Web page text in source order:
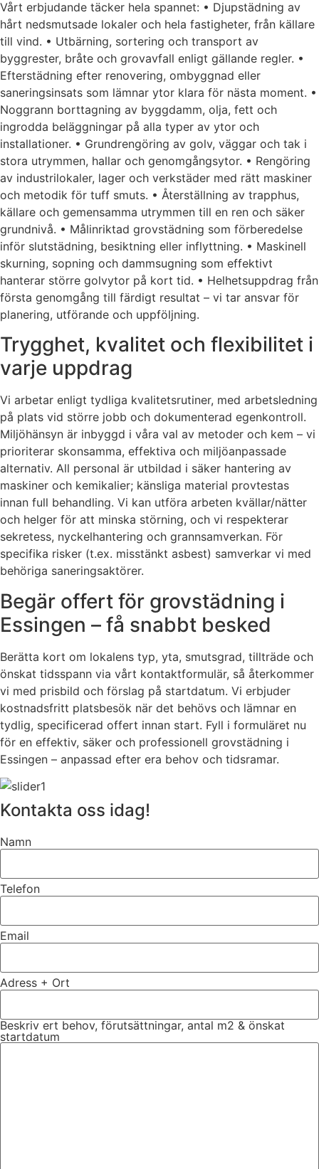
Vårt erbjudande täcker hela spannet: • Djupstädning av
hårt nedsmutsade lokaler och hela fastigheter, från källare
till vind. • Utbärning, sortering och transport av
byggrester, bråte och grovavfall enligt gällande regler. •
Efterstädning efter renovering, ombyggnad eller
saneringsinsats som lämnar ytor klara för nästa moment. •
Noggrann borttagning av byggdamm, olja, fett och
ingrodda beläggningar på alla typer av ytor och
installationer. • Grundrengöring av golv, väggar och tak i
stora utrymmen, hallar och genomgångsytor. • Rengöring
av industrilokaler, lager och verkstäder med rätt maskiner
och metodik för tuff smuts. • Återställning av trapphus,
källare och gemensamma utrymmen till en ren och säker
grundnivå. • Målinriktad grovstädning som förberedelse
inför slutstädning, besiktning eller inflyttning. • Maskinell
skurning, sopning och dammsugning som effektivt
hanterar större golvytor på kort tid. • Helhetsuppdrag från
första genomgång till färdigt resultat – vi tar ansvar för
planering, utförande och uppföljning.
Trygghet, kvalitet och flexibilitet i
varje uppdrag
Vi arbetar enligt tydliga kvalitetsrutiner, med arbetsledning
på plats vid större jobb och dokumenterad egenkontroll.
Miljöhänsyn är inbyggd i våra val av metoder och kem – vi
prioriterar skonsamma, effektiva och miljöanpassade
alternativ. All personal är utbildad i säker hantering av
maskiner och kemikalier; känsliga material provtestas
innan full behandling. Vi kan utföra arbeten kvällar/nätter
och helger för att minska störning, och vi respekterar
sekretess, nyckelhantering och grannsamverkan. För
specifika risker (t.ex. misstänkt asbest) samverkar vi med
behöriga saneringsaktörer.
Begär offert för grovstädning i
Essingen – få snabbt besked
Berätta kort om lokalens typ, yta, smutsgrad, tillträde och
önskat tidsspann via vårt kontaktformulär, så återkommer
vi med prisbild och förslag på startdatum. Vi erbjuder
kostnadsfritt platsbesök när det behövs och lämnar en
tydlig, specificerad offert innan start. Fyll i formuläret nu
för en effektiv, säker och professionell grovstädning i
Essingen – anpassad efter era behov och tidsramar.
Kontakta oss idag!
Namn
Telefon
Email
Adress + Ort
Beskriv ert behov, förutsättningar, antal m2 & önskat
startdatum